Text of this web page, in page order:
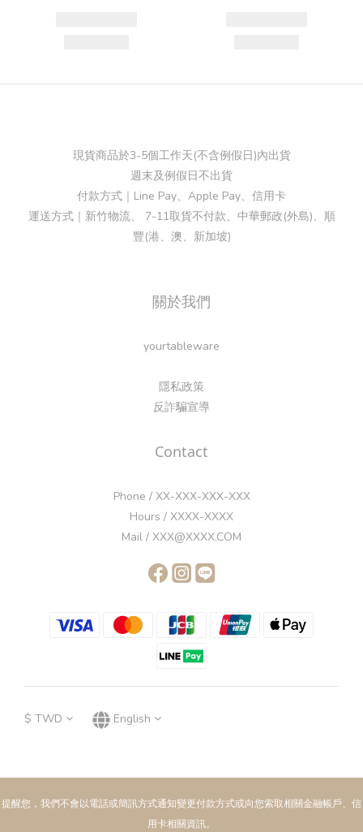
現貨商品於3-5個工作天(不含例假日)內出貨
週末及例假日不出貨
付款方式｜Line Pay、Apple Pay、信用卡
運送方式｜新竹物流、 7-11取貨不付款、中華郵政(外島)、順
豐(港、澳、新加坡)
關於我們
yourtableware
隱私政策
反詐騙宣導
Contact
Phone / XX-XXX-XXX-XXX
Hours / XXXX-XXXX
Mail / XXX@XXXX.COM
$ TWD English
提醒您，我們不會以電話或簡訊方式通知變更付款方式或向您索取相關金融帳戶、信
用卡相關資訊。